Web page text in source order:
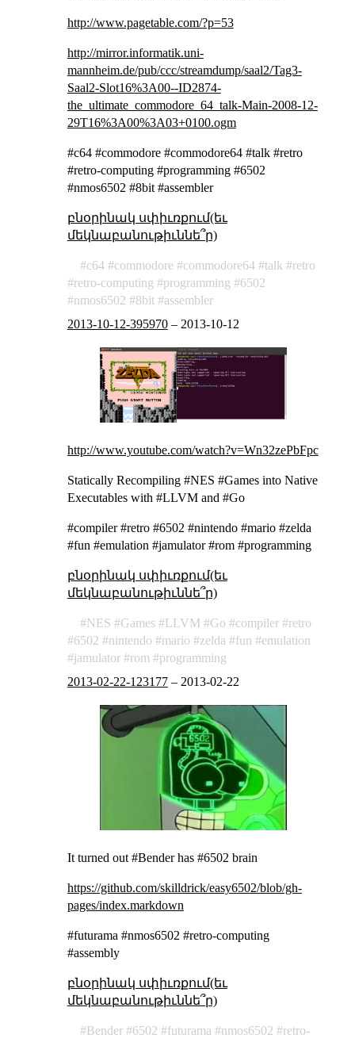
http://www.pagetable.com/?p=53
http://mirror.informatik.uni-
mannheim.de/pub/ccc/streamdump/saal2/Tag3-
Saal2-Slot16%3A00--ID2874-
the_ultimate_commodore_64_talk-Main-2008-12-
29T16%3A00%3A03+0100.ogm
#c64 #commodore #commodore64 #talk #retro
#retro-computing #programming #6502
#nmos6502 #8bit #assembler
բնօրինակ սփիւռքում(եւ
մեկնաբանութիւննե՞ր)
c64 commodore commodore64 talk
retro
retro-computing
programming
6502
nmos6502
8bit
assembler
2013-10-12-395970– 2013-10-12
http://www.youtube.com/watch?v=Wn32zePbFpc
Statically Recompiling #NES #Games into Native
Executables with #LLVM and #Go
#compiler #retro #6502 #nintendo #mario #zelda
#fun #emulation #jamulator #rom #programming
բնօրինակ սփիւռքում(եւ
մեկնաբանութիւննե՞ր)
NES Games LLVM Go compiler
retro
6502
nintendo mario zelda fun
emulation
jamulator
rom
programming
2013-02-22-123177– 2013-02-22
It turned out #Bender has #6502 brain
https://github.com/skilldrick/easy6502/blob/gh-
pages/index.markdown
#futurama #nmos6502 #retro-computing
#assembly
բնօրինակ սփիւռքում(եւ
մեկնաբանութիւննե՞ր)
Bender 6502 futurama nmos6502
retro-